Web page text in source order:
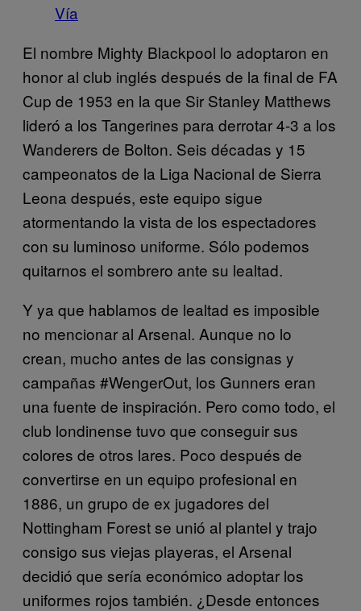
Vía
El nombre Mighty Blackpool lo adoptaron en
honor al club inglés después de la final de FA
Cup de 1953 en la que Sir Stanley Matthews
lideró a los Tangerines para derrotar 4-3 a los
Wanderers de Bolton. Seis décadas y 15
campeonatos de la Liga Nacional de Sierra
Leona después, este equipo sigue
atormentando la vista de los espectadores
con su luminoso uniforme. Sólo podemos
quitarnos el sombrero ante su lealtad.
Y ya que hablamos de lealtad es imposible
no mencionar al Arsenal. Aunque no lo
crean, mucho antes de las consignas y
campañas #WengerOut, los Gunners eran
una fuente de inspiración. Pero como todo, el
club londinense tuvo que conseguir sus
colores de otros lares. Poco después de
convertirse en un equipo profesional en
1886, un grupo de ex jugadores del
Nottingham Forest se unió al plantel y trajo
consigo sus viejas playeras, el Arsenal
decidió que sería económico adoptar los
uniformes rojos también. ¿Desde entonces